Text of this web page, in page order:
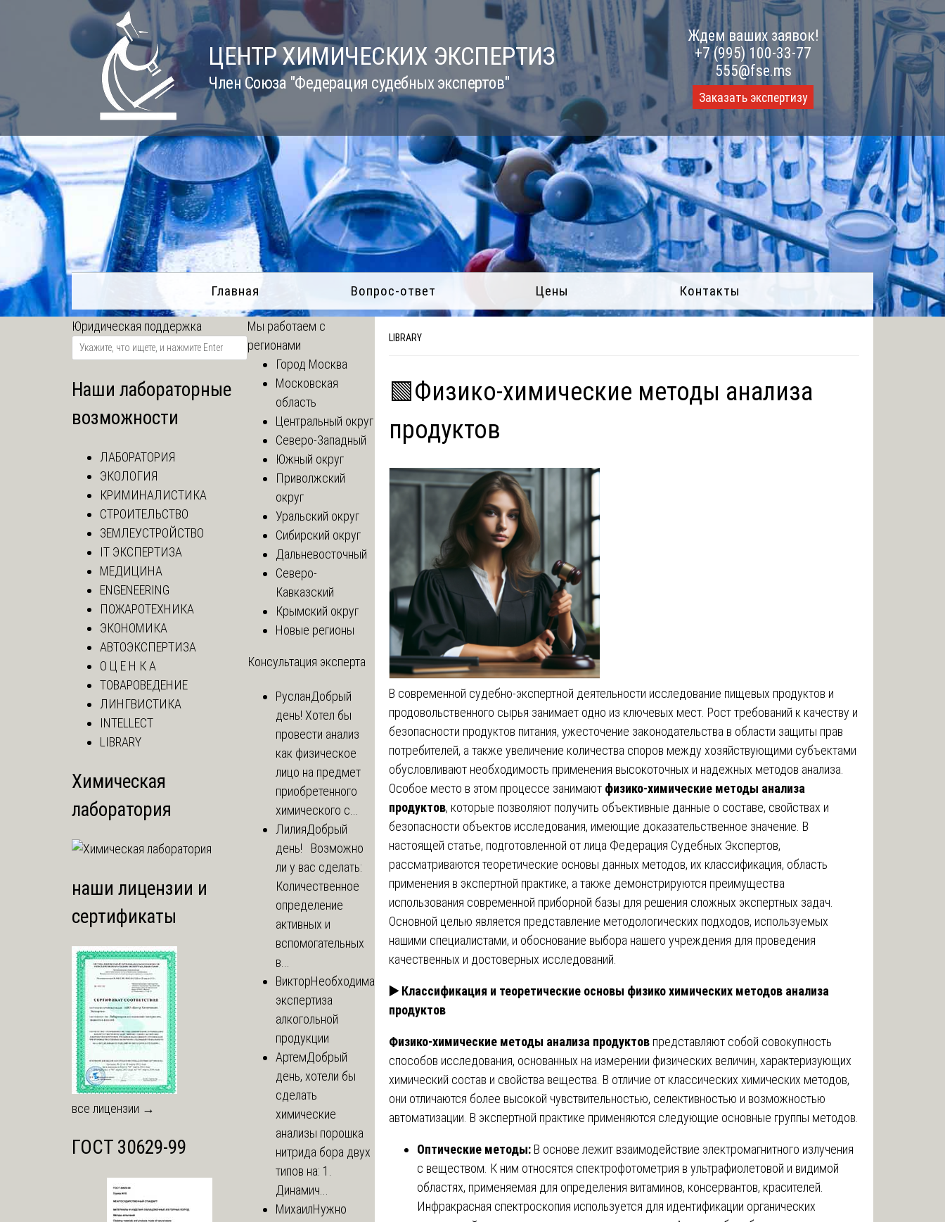
ЦЕНТР ХИМИЧЕСКИХ ЭКСПЕРТИЗ
Член Союза "Федерация судебных экспертов"
Ждем ваших заявок!
+7 (995) 100-33-77
555@fse.ms
Заказать экспертизу
Главная Вопрос-ответ Цены Контакты
LIBRARY
🟩Физико-химические методы анализа
продуктов
В современной судебно-экспертной деятельности исследование пищевых продуктов и
продовольственного сырья занимает одно из ключевых мест. Рост требований к качеству и
безопасности продуктов питания, ужесточение законодательства в области защиты прав
потребителей, а также увеличение количества споров между хозяйствующими субъектами
обусловливают необходимость применения высокоточных и надежных методов анализа.
Особое место в этом процессе занимают физико-химические методы анализа
продуктов, которые позволяют получить объективные данные о составе, свойствах и
безопасности объектов исследования, имеющие доказательственное значение. В
настоящей статье, подготовленной от лица Федерация Судебных Экспертов,
рассматриваются теоретические основы данных методов, их классификация, область
применения в экспертной практике, а также демонстрируются преимущества
использования современной приборной базы для решения сложных экспертных задач.
Основной целью является представление методологических подходов, используемых
нашими специалистами, и обоснование выбора нашего учреждения для проведения
качественных и достоверных исследований.
▶️Классификация и теоретические основы физико химических методов анализа
продуктов
Физико-химические методы анализа продуктов представляют собой совокупность
способов исследования, основанных на измерении физических величин, характеризующих
химический состав и свойства вещества. В отличие от классических химических методов,
они отличаются более высокой чувствительностью, селективностью и возможностью
автоматизации. В экспертной практике применяются следующие основные группы методов.
Оптические методы: В основе лежит взаимодействие электромагнитного излучения
с веществом. К ним относятся спектрофотометрия в ультрафиолетовой и видимой
областях, применяемая для определения витаминов, консервантов, красителей.
Инфракрасная спектроскопия используется для идентификации органических
Юридическая поддержка
Наши лабораторные
возможности
ЛАБОРАТОРИЯ
ЭКОЛОГИЯ
КРИМИНАЛИСТИКА
СТРОИТЕЛЬСТВО
ЗЕМЛЕУСТРОЙСТВО
IT ЭКСПЕРТИЗА
МЕДИЦИНА
ENGENEERING
ПОЖАРОТЕХНИКА
ЭКОНОМИКА
АВТОЭКСПЕРТИЗА
О Ц Е Н К А
ТОВАРОВЕДЕНИЕ
ЛИНГВИСТИКА
INTELLECT
LIBRARY
Химическая
лаборатория
наши лицензии и
сертификаты
все лицензии →
ГОСТ 30629-99
Мы работаем с
регионами
Город Москва
Московская
область
Центральный округ
Северо-Западный
Южный округ
Приволжский
округ
Уральский округ
Сибирский округ
Дальневосточный
Северо-
Кавказский
Крымский округ
Новые регионы
Консультация эксперта
РусланДобрый
день! Хотел бы
провести анализ
как физическое
лицо на предмет
приобретенного
химического с...
ЛилияДобрый
день! Возможно
ли у вас сделать:
Количественное
определение
активных и
вспомогательных
в...
ВикторНеобходима
экспертиза
алкогольной
продукции
АртемДобрый
день, хотели бы
сделать
химические
анализы порошка
нитрида бора двух
типов на: 1.
Динамич...
МихаилНужно